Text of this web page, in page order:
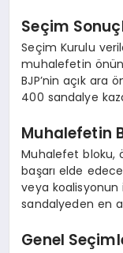
DIĞER
Seçim
Seçim Kurulu
muhalefetin
BJP’nin açık ara
400 sandalye
Muhalefetin
Muhalefet bloku,
başarı elde
veya
sandalyeden en
Genel